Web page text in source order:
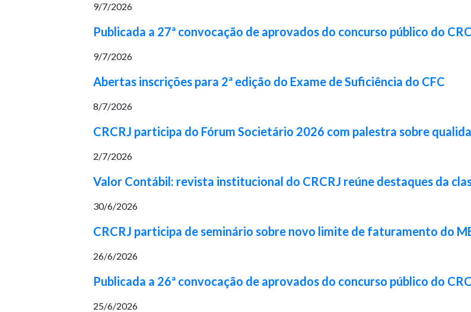
9/7/2026
Publicada a 27ª convocação de aprovados do concurso público do
9/7/2026
Abertas inscrições para 2ª edição do Exame de Suficiência do CFC
8/7/2026
CRCRJ participa do Fórum Societário 2026 com palestra sobre
2/7/2026
Valor Contábil: revista institucional do CRCRJ reúne destaques da
30/6/2026
CRCRJ participa de seminário sobre novo limite de faturamento do
26/6/2026
Publicada a 26ª convocação de aprovados do concurso público do
25/6/2026